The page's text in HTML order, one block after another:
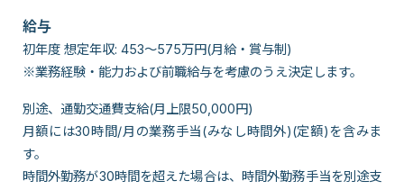
給与
初年度 想定年収: 453～575万円(月給・賞与制)
※業務経験・能力および前職給与を考慮のうえ決定します。
別途、通勤交通費支給(月上限50,000円)
月額には30時間/月の業務手当(みなし時間外)(定額)を含みま
す。
時間外勤務が30時間を超えた場合は、時間外勤務手当を別途支